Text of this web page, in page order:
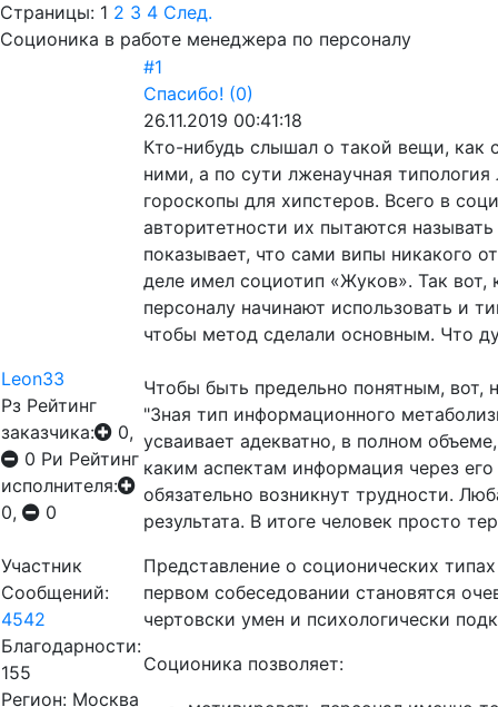
Страницы: 1 2 3 4 След.
Соционика в работе менеджера по персоналу
Leon33
Рз Рейтинг
заказчика:
0,
0 Ри Рейтинг
исполнителя:
0,
0
Участник
Сообщений:
4542
Благодарности:
155
Регион: Москва
#1
Спасибо! (0)
26.11.2019 00:41:18
Кто-нибудь слышал о такой вещи, как
ними, а по сути лженаучная
гороскопы для хипстеров. Bсего в
авторитетности их пытаются
показывает, что сами випы никакого
деле имел социотип «Жуков». Так
персоналу начинают использовать и
чтобы метод сделали основным. Что
Чтобы быть предельно понятным, вот,
"Зная тип информационного
усваивает адекватно, в полном
каким аспектам информация через
обязательно возникнут трудности.
результата. В итоге человек просто
Представление о соционических
первом собеседовании становятся
чертовски умен и психологически
Соционика позволяет: